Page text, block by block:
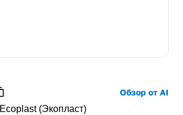
Обзор от AI
Ecoplast (Экопласт)